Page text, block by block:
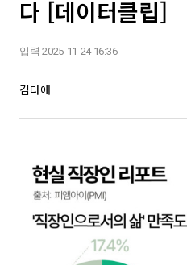
다 [데이터클립]
입력 2025-11-24 16:36
김다애